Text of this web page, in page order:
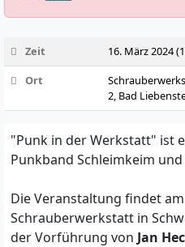
Zeit
16. März 2024
Ort
2, Bad
"Punk in der Werkstatt" ist
Punkband Schleimkeim
Die Veranstaltung findet
Schrauberwerkstatt in
der Vorführung von Jan